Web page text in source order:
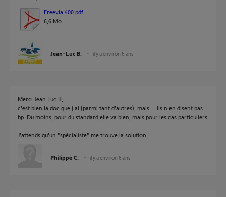
Freevia 400.pdf
6,6 Mo
Jean-Luc B. il y a environ 6 ans
Merci Jean Luc B,
c'est bien la doc que j'ai (parmi tant d'autres), mais ... ils n'en disent pas
bp. Du moins, pour du standard,elle va bien, mais pour les cas particuliers
J'attends qu'un "spécialiste" me trouve la solution ....
Philippe C. il y a environ 6 ans